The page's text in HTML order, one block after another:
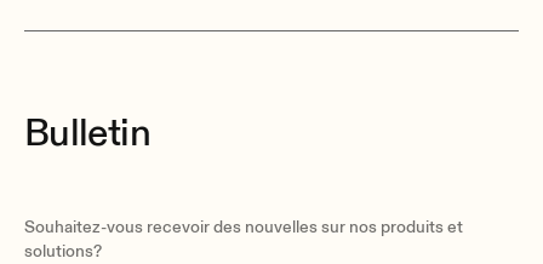
Bulletin
Souhaitez-vous recevoir des nouvelles sur nos produits et
solutions?